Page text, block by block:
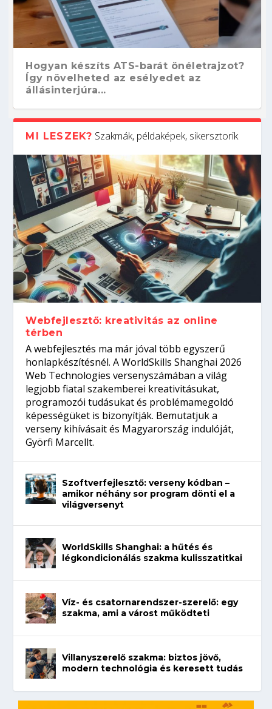
Hogyan készíts ATS-barát önéletrajzot?
Így növelheted az esélyedet az
állásinterjúra...
Kitalálod, mire használják ezeket a
gépeket?
Nem sikerült az egyetemi felvételi?
Tanulj szakmát!
Szoftverfejlesztő: verseny kódban –
amikor néhány sor program dönti el a
világversenyt...
Digitális detox – hogyan kapcsolódj ki
telefon nélkül?
MI LESZEK? Szakmák, példaképek, sikersztorik
Webfejlesztő: kreativitás az online
térben
A webfejlesztés ma már jóval több egyszerű
honlapkészítésnél. A WorldSkills Shanghai 2026
Web Technologies versenyszámában a világ
legjobb fiatal szakemberei kreativitásukat,
programozói tudásukat és problémamegoldó
képességüket is bizonyítják. Bemutatjuk a
verseny kihívásait és Magyarország indulóját,
Györfi Marcellt.
Szoftverfejlesztő: verseny kódban –
amikor néhány sor program dönti el a
világversenyt
WorldSkills Shanghai: a hűtés és
légkondicionálás szakma kulisszatitkai
Víz- és csatornarendszer-szerelő: egy
szakma, ami a várost működteti
Villanyszerelő szakma: biztos jövő,
modern technológia és keresett tudás